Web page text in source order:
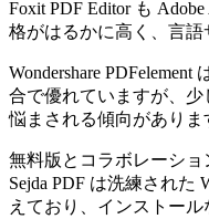
Foxit PDF Editor も
格がはるかに高く、言語
Wondershare
合で優れていますが、
悩まされる傾向がありま
無料版とコラボレーショ
Sejda PDF は洗練された
えており、インストー